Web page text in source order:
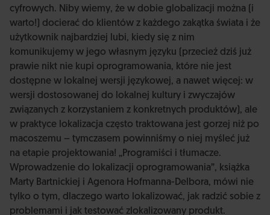
cyfrowych. Niby wiemy, że w dobie globalizacji można (i
warto!) docierać do klientów z każdego zakątka świata i że
użytkownik najbardziej lubi, kiedy się z nim
komunikujemy w jego własnym języku (przecież dziś już
prawie nikt nie kupi oprogramowania, które nie jest
dostępne w lokalnej wersji językowej, a nawet więcej: w
wersji dostosowanej do lokalnej kultury i zwyczajów
związanych z korzystaniem z konkretnych produktów), ale
w praktyce lokalizacja często traktowana jest gorzej niż po
macoszemu – tymczasem powinniśmy o niej myśleć już
na etapie projektowania! „Programiści i tłumacze.
Wprowadzenie do lokalizacji oprogramowania”, książka
Marty Bartnickiej i Agenora Hofmanna-Delbora, mówi nie
tylko o tym, dlaczego warto lokalizować, jak radzić sobie z
problemami i jak testować zlokalizowany produkt.